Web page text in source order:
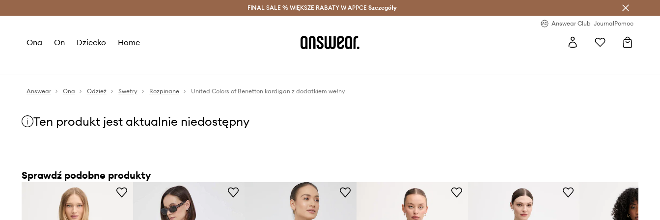
Oszczędzaj z Answear Club > Dostawa nawet w 24h >
FINAL SALE % WIĘKSZE RABATY W APPCE Szczegóły
Answear Club JournalPomoc
Ona On Dziecko Home
Answear Ona Odzież Swetry Rozpinane United Colors of Benetton kardigan z dodatkiem wełny
Ten produkt jest aktualnie niedostępny
Sprawdź podobne produkty